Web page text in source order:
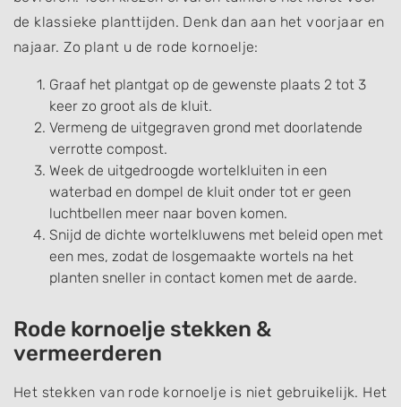
de klassieke planttijden. Denk dan aan het voorjaar en
najaar. Zo plant u de rode kornoelje:
Graaf het plantgat op de gewenste plaats 2 tot 3
keer zo groot als de kluit.
Vermeng de uitgegraven grond met doorlatende
verrotte compost.
Week de uitgedroogde wortelkluiten in een
waterbad en dompel de kluit onder tot er geen
luchtbellen meer naar boven komen.
Snijd de dichte wortelkluwens met beleid open met
een mes, zodat de losgemaakte wortels na het
planten sneller in contact komen met de aarde.
Rode kornoelje stekken &
vermeerderen
Het stekken van rode kornoelje is niet gebruikelijk. Het